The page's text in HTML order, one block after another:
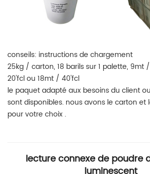
conseils: instructions de chargement
25kg / carton, 18 barils sur 1 palette, 9mt
20'fcl ou 18mt / 40'fcl
le paquet adapté aux besoins du client
sont disponibles. nous avons le carton
pour votre choix .
lecture connexe de poudre